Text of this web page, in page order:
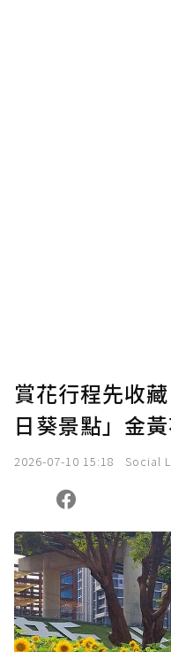
賞花行程先收
日葵景點」金
2026-07-10 15:18 Social